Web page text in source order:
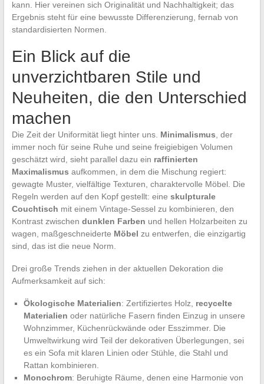
kann. Hier vereinen sich Originalität und Nachhaltigkeit; das
Ergebnis steht für eine bewusste Differenzierung, fernab von
standardisierten Normen.
Ein Blick auf die
unverzichtbaren Stile und
Neuheiten, die den Unterschied
machen
Die Zeit der Uniformität liegt hinter uns. Minimalismus , der
immer noch für seine Ruhe und seine freigiebigen Volumen
geschätzt wird, sieht parallel dazu ein raffinierten
Maximalismus aufkommen, in dem die Mischung regiert:
gewagte Muster, vielfältige Texturen, charaktervolle Möbel. Die
Regeln werden auf den Kopf gestellt: eine skulpturale
Couchtisch mit einem Vintage-Sessel zu kombinieren, den
Kontrast zwischen dunklen Farben und hellen Holzarbeiten zu
wagen, maßgeschneiderte Möbel zu entwerfen, die einzigartig
sind, das ist die neue Norm.
Drei große Trends ziehen in der aktuellen Dekoration die
Aufmerksamkeit auf sich:
Ökologische Materialien: Zertifiziertes Holz, recycelte
Materialien oder natürliche Fasern finden Einzug in unsere
Wohnzimmer, Küchenrückwände oder Esszimmer. Die
Umweltwirkung wird Teil der dekorativen Überlegungen, sei
es ein Sofa mit klaren Linien oder Stühle, die Stahl und
Rattan kombinieren.
Monochrom: Beruhigte Räume, denen eine Harmonie von